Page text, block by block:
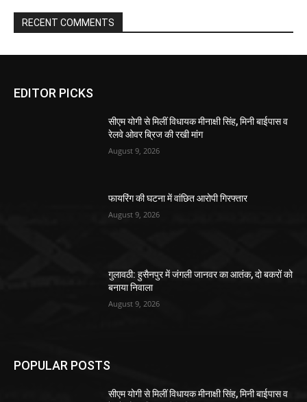
RECENT COMMENTS
EDITOR PICKS
सीएम योगी से मिलीं विधायक मीनाक्षी सिंह, मिनी बाईपास व
रेलवे ओवर ब्रिज की रखी मांग
August 9, 2026
फायरिंग की घटना में वांछित आरोपी गिरफ्तार
August 9, 2026
गुलावठी: हुसैनपुर में जंगली जानवर का आतंक, दो बकरों को
बनाया निवाला
August 9, 2026
POPULAR POSTS
सीएम योगी से मिलीं विधायक मीनाक्षी सिंह, मिनी बाईपास व